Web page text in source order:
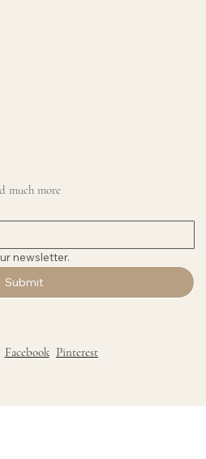
much more
newsletter.
Submit
Facebook Pinterest